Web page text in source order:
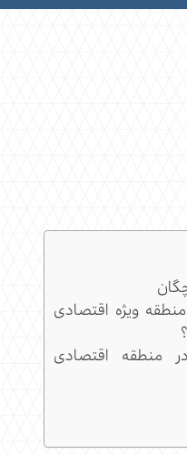
ویژه اقتصادی
منطقه اقتصادی